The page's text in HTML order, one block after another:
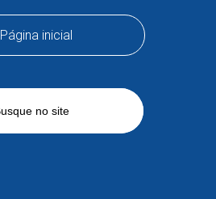
Página inicial